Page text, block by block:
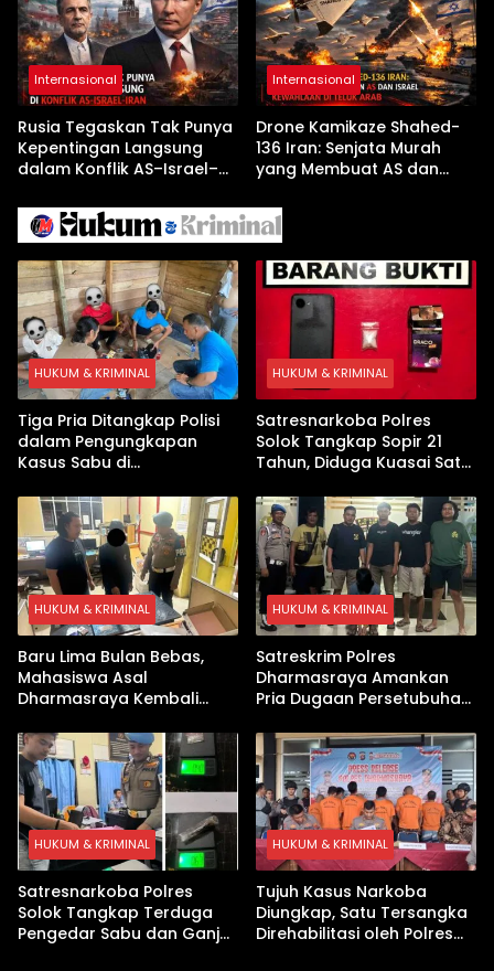
Internasional
Rusia Tegaskan Tak Punya
Kepentingan Langsung
dalam Konflik AS–Israel–
Internasional
Drone Kamikaze Shahed-
136 Iran: Senjata Murah
yang Membuat AS dan
Arab
HUKUM & KRIMINAL
Tiga Pria Ditangkap Polisi
dalam Pengungkapan
Kasus Sabu di
Digital hingga Bong Disita
HUKUM & KRIMINAL
Satresnarkoba Polres
Solok Tangkap Sopir 21
Tahun, Diduga Kuasai Satu
HUKUM & KRIMINAL
Baru Lima Bulan Bebas,
Mahasiswa Asal
Dharmasraya Kembali
HUKUM & KRIMINAL
Satreskrim Polres
Dharmasraya Amankan
Pria Dugaan Persetubuhan
HUKUM & KRIMINAL
Satresnarkoba Polres
Solok Tangkap Terduga
Pengedar Sabu dan Ganja
HUKUM & KRIMINAL
Tujuh Kasus Narkoba
Diungkap, Satu Tersangka
Direhabilitasi oleh Polres